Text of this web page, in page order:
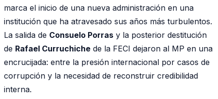
marca el inicio de una nueva administración en una
institución que ha atravesado sus años más turbulentos.
La salida de Consuelo Porras y la posterior destitución
de Rafael Curruchiche de la FECI dejaron al MP en una
encrucijada: entre la presión internacional por casos de
corrupción y la necesidad de reconstruir credibilidad
interna.